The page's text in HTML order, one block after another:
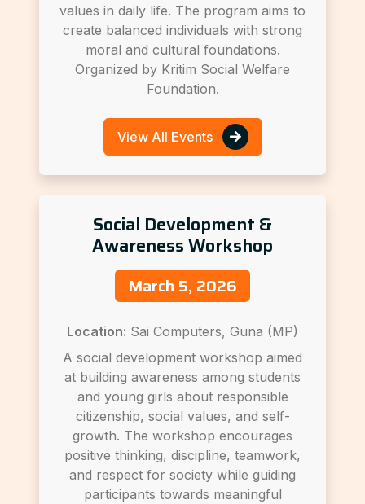
values in daily life. The program aims to
create balanced individuals with strong
moral and cultural foundations.
Organized by Kritim Social Welfare
Foundation.
View All Events
Social Development &
Awareness Workshop
March 5, 2026
Location: Sai Computers, Guna (MP)
A social development workshop aimed
at building awareness among students
and young girls about responsible
citizenship, social values, and self-
growth. The workshop encourages
positive thinking, discipline, teamwork,
and respect for society while guiding
participants towards meaningful